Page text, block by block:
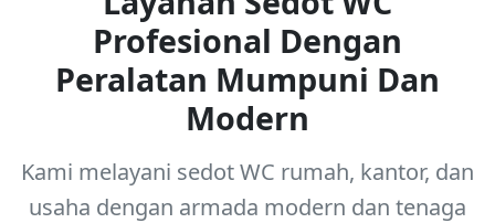
Profesional Dengan
Peralatan Mumpuni Dan
Modern
Kami melayani sedot WC rumah, kantor, dan
usaha dengan armada modern dan tenaga